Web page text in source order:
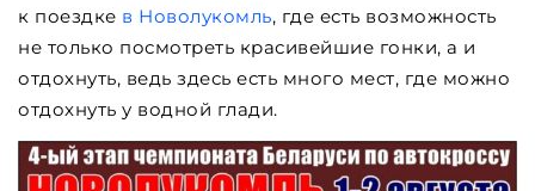
к поездке в Новолукомль, где есть возможность
не только посмотреть красивейшие гонки, а и
отдохнуть, ведь здесь есть много мест, где можно
отдохнуть у водной глади.